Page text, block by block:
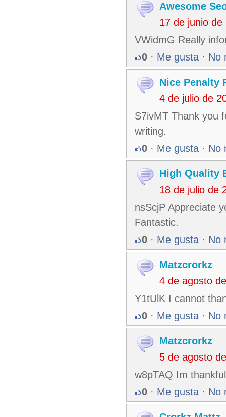
Awesome
17 de junio
VWidmG Really
0 · Me gusta · No
Nice Penalty
4 de julio de
S7ivMT Thank you
writing.
0 · Me gusta · No
High Quality
18 de julio de
nsScjP Appreciate
Fantastic.
0 · Me gusta · No
Matzcrorkz
4 de agosto
Y1tUlK I cannot
0 · Me gusta · No
Matzcrorkz
5 de agosto
w8pTAQ Im
0 · Me gusta · No